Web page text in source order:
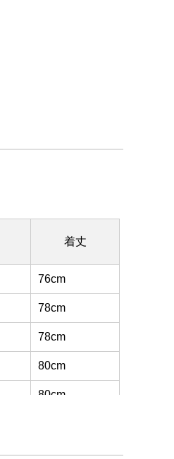
着丈
76cm
78cm
78cm
80cm
80cm
82cm